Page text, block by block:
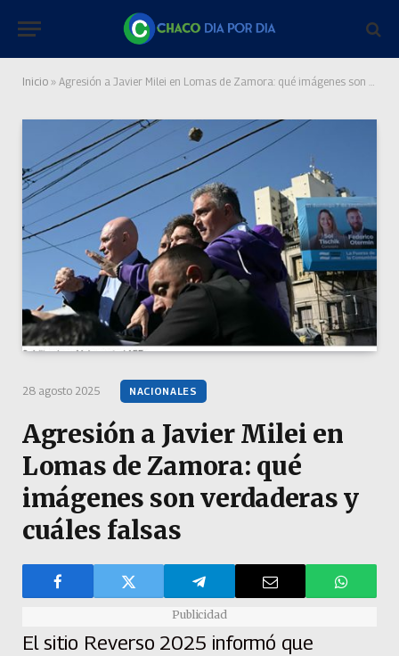
Inicio » Agresión a Javier Milei en Lomas de Zamora: qué imágenes son verdaderas y cuáles falsas
28 agosto 2025 NACIONALES
Agresión a Javier Milei en
Lomas de Zamora: qué
imágenes son verdaderas y
cuáles falsas
Publicidad
El sitio Reverso 2025 informó que